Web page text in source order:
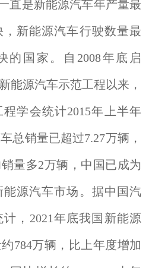
直是新能源汽车年产量最
，新能源汽车行驶数量最
的国家。自2008年底启
能源汽车示范工程以来，
学会统计2015年上半年
总销量已超过7.27万辆，
量多2万辆，中国已成为
源汽车市场。据中国汽
，2021年底我国新能源
784万辆，比上年度增加